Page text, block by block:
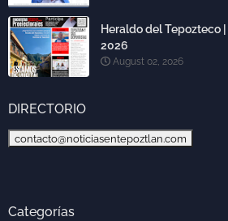
Heraldo del Tepozteco
2026
August 02, 2026
DIRECTORIO
contacto@noticiasentepoztlan.com
Categorías